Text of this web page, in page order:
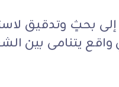
إلى بحثٍ وتدقيق
واقع يتنامى